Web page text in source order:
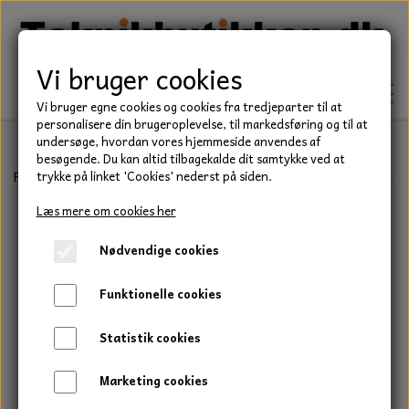
TEKNIK
KILEREMME
LEJER
PAKDÅSER
LÅSERINGE
BEFÆSTELSE
HAVE/PARK
UNIVERSALE REMME TIL PLÆNEKLIPPER OG
HAVETRAKTOR
TRAKTOR/ENTREPRENØR
Forside Teknik Lejer Sporkuglelejer 6200 Serie
Vi bruger cookies
Vi bruger egne cookies og cookies fra tredjeparter til at
personalisere din brugeroplevelse, til markedsføring og til at
undersøge, hvordan vores hjemmeside anvendes af
besøgende. Du kan altid tilbagekalde dit samtykke ved at
trykke på linket 'Cookies' nederst på siden.
Læs mere om cookies her
Nødvendige cookies
Funktionelle cookies
Statistik cookies
Marketing cookies